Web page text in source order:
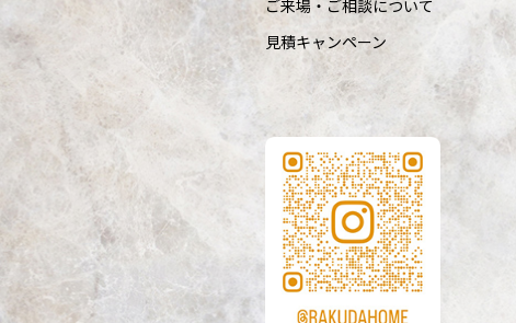
ご来場・ご相談について
見積キャンペーン